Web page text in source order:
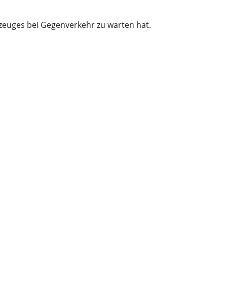
bei Gegenverkehr zu warten hat.